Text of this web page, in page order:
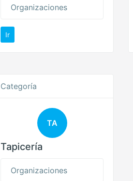
Organizaciones
Ir
Categoría
TA
Tapicería
Organizaciones